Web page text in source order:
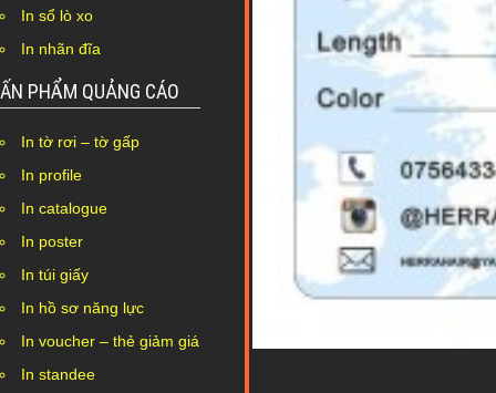
In sổ lò xo
In nhãn đĩa
ẤN PHẨM QUẢNG CÁO
In tờ rơi – tờ gấp
In profile
In catalogue
In poster
In túi giấy
In hồ sơ năng lực
In voucher – thẻ giảm giá
In standee